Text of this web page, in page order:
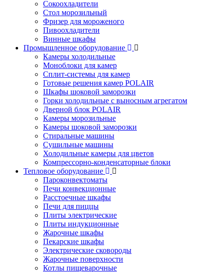
Сокоохладители
Стол морозильный
Фризер для мороженого
Пивоохладители
Винные шкафы
Промышленное оборудование
Камеры холодильные
Моноблоки для камер
Сплит-системы для камер
Готовые решения камер POLAIR
Шкафы шоковой заморозки
Горки холодильные с выносным агрегатом
Дверной блок POLAIR
Камеры морозильные
Камеры шоковой заморозки
Стиральные машины
Сушильные машины
Холодильные камеры для цветов
Компрессорно-конденсаторные блоки
Тепловое оборудование
Пароконвектоматы
Печи конвекционные
Расстоечные шкафы
Печи для пиццы
Плиты электрические
Плиты индукционные
Жарочные шкафы
Пекарские шкафы
Электрические сковороды
Жарочные поверхности
Котлы пищеварочные